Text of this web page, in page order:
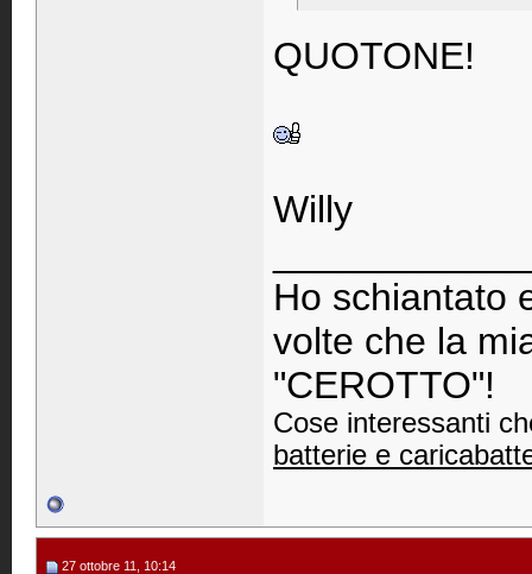
QUOTONE!
Willy
Ho schiantato
volte che la
"CEROTTO"!
Cose interessanti
batterie e
27 ottobre 11, 10:14